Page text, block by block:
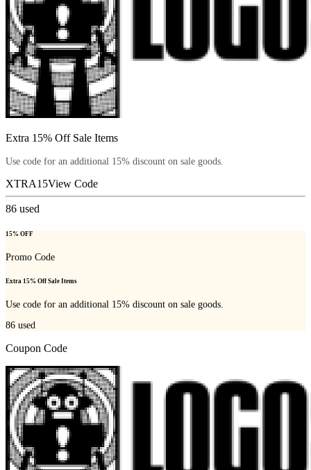
Extra 15% Off Sale Items
Use code for an additional 15% discount on sale goods.
XTRA15View Code
86 used
15% OFF
Promo Code
Extra 15% Off Sale Items
Use code for an additional 15% discount on sale goods.
86 used
Coupon Code